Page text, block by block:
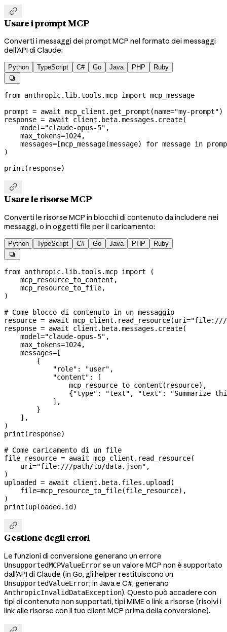

Usare i prompt MCP
Converti i messaggi dei prompt MCP nel formato dei messaggi
dell'API di Claude:
Python TypeScript C# Go Java PHP Ruby

from anthropic.lib.tools.mcp import mcp_message
prompt = await mcp_client.get_prompt(name="my-prompt")
response = await client.beta.messages.create(
    model
="claude-opus-5" ,
    max_tokens
=1024,
    messages
= [mcp_message(message) for message in
)
print (response)

Usare le risorse MCP
Converti le risorse MCP in blocchi di contenuto da includere nei
messaggi, o in oggetti file per il caricamento:
Python TypeScript C# Go Java PHP Ruby

from anthropic.lib.tools.mcp import (
    mcp_resource_to_content,
    mcp_resource_to_file,
)
# Come blocco di contenuto in un messaggio
resource = await mcp_client.read_resource(uri="file:///
response = await client.beta.messages.create(
    model
="claude-opus-5" ,
    max_tokens
=1024,
    messages
= [
        {
            "role"
: "user" ,
            "content"
: [
                mcp_resource_to_content(resource),
                {
"type" : "text" , "text" :
"Summarize
            ],
        }
    ],
)
print (response)
# Come caricamento di un file
file_resource = await mcp_client.read_resource(
    uri
="file:///path/to/data.json" ,
)
uploaded = await client.beta.files.upload(
    file
=mcp_resource_to_file(file_resource),
)
print (uploaded.id)

Gestione degli errori
Le funzioni di conversione generano un errore
UnsupportedMCPValueErrorse un valore MCP non è supportato
dall'API di Claude (in Go, gli helper restituiscono un
UnsupportedValueError; in Java e C#, generano
AnthropicInvalidDataException). Questo può accadere con
tipi di contenuto non supportati, tipi MIME o link a risorse (risolvi i
link alle risorse con il tuo client MCP prima della conversione).